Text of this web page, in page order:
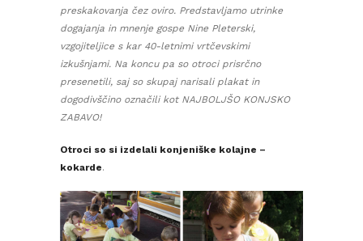
preskakovanja čez oviro. Predstavljamo utrinke
dogajanja in mnenje gospe Nine Pleterski,
vzgojiteljice s kar 40-letnimi vrtčevskimi
izkušnjami. Na koncu pa so otroci prisrčno
presenetili, saj so skupaj narisali plakat in
dogodivščino označili kot NAJBOLJŠO KONJSKO
ZABAVO!
Otroci so si izdelali konjeniške kolajne –
kokarde.